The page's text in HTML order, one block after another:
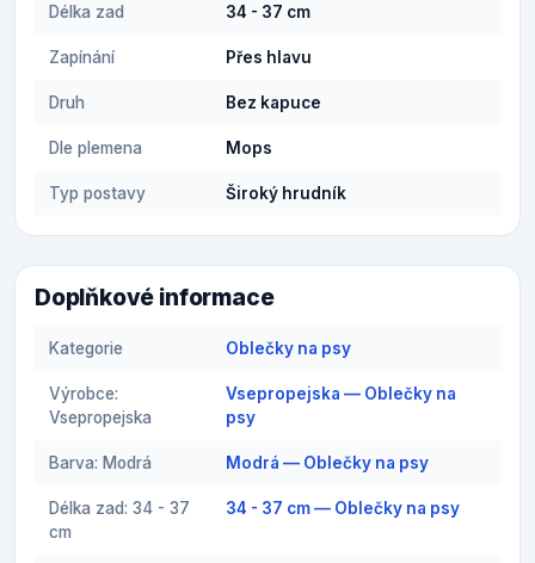
Délka zad 34 - 37 cm
Zapínání Přes hlavu
Druh Bez kapuce
Dle plemena Mops
Typ postavy Široký hrudník
Doplňkové informace
Kategorie Oblečky na psy
Výrobce:
Vsepropejska
Vsepropejska — Oblečky na
psy
Barva: Modrá Modrá — Oblečky na psy
Délka zad: 34 - 37
cm
34 - 37 cm — Oblečky na psy